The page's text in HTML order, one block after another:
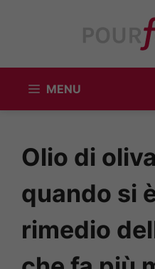
MENU
Olio di
quando si
rimedio